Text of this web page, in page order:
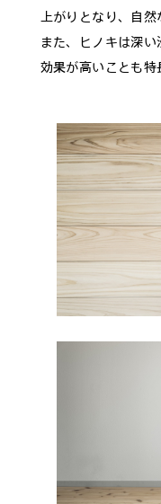
上がりとなり、自
また、ヒノキは深
効果が高いことも特